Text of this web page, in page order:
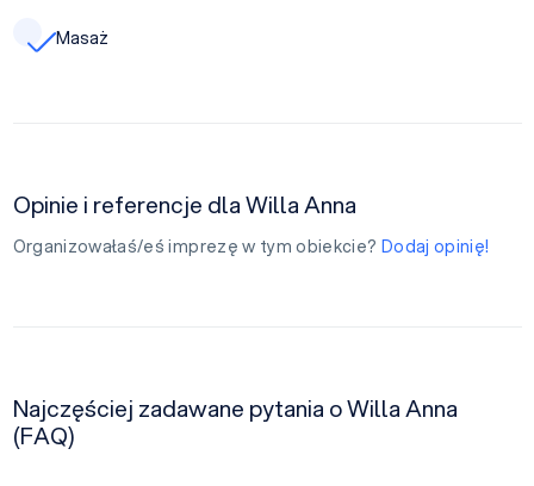
Masaż
Opinie i referencje dla Willa Anna
Organizowałaś/eś imprezę w tym obiekcie? Dodaj opinię!
Najczęściej zadawane pytania o Willa Anna
(FAQ)